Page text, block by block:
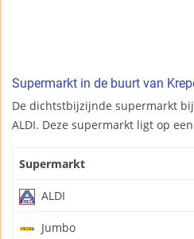
Supermarkt in de buurt van
De dichtstbijzijnde supermarkt
ALDI. Deze supermarkt ligt op
Supermarkt
ALDI
Jumbo